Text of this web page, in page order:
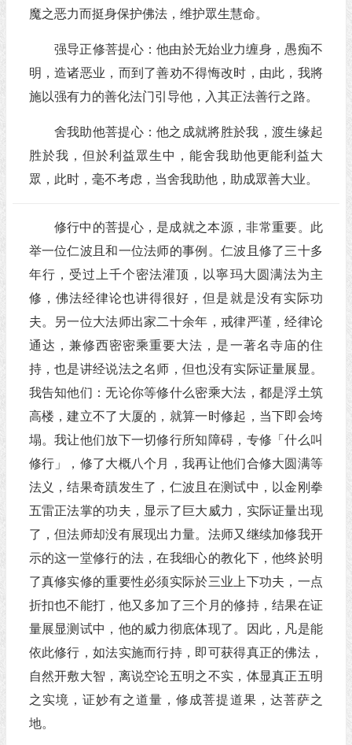
魔之恶力而挺身保护佛法，维护眾生慧命。
强导正修菩提心：他由於无始业力缠身，愚痴不
明，造诸恶业，而到了善劝不得悔改时，由此，我將
施以强有力的善化法门引导他，入其正法善行之路。
舍我助他菩提心：他之成就將胜於我，渡生缘起
胜於我，但於利益眾生中，能舍我助他更能利益大
眾，此时，毫不考虑，当舍我助他，助成眾善大业。
修行中的菩提心，是成就之本源，非常重要。此
举一位仁波且和一位法师的事例。仁波且修了三十多
年行，受过上千个密法灌顶，以寧玛大圆满法为主
修，佛法经律论也讲得很好，但是就是没有实际功
夫。另一位大法师出家二十余年，戒律严谨，经律论
通达，兼修西密密乘重要大法，是一著名寺庙的住
持，也是讲经说法之名师，但也没有实际证量展显。
我告知他们：无论你等修什么密乘大法，都是浮土筑
高楼，建立不了大厦的，就算一时修起，当下即会垮
塌。我让他们放下一切修行所知障碍，专修「什么叫
修行」，修了大概八个月，我再让他们合修大圆满等
法义，结果奇蹟发生了，仁波且在测试中，以金刚拳
五雷正法掌的功夫，显示了巨大威力，实际证量出现
了，但法师却没有展现出力量。法师又继续加修我开
示的这一堂修行的法，在我细心的教化下，他终於明
了真修实修的重要性必须实际於三业上下功夫，一点
折扣也不能打，他又多加了三个月的修持，结果在证
量展显测试中，他的威力彻底体现了。因此，凡是能
依此修行，如法实施而行持，即可获得真正的佛法，
自然开敷大智，离说空论五明之不实，体显真正五明
之实境，证妙有之道量，修成菩提道果，达菩萨之
地。